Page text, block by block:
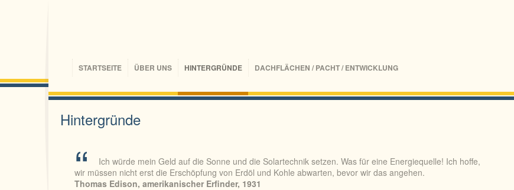
STARTSEITE ÜBER UNS HINTERGRÜNDE DACHFLÄCHEN / PACHT / ENTWICKLUNG
Hintergründe
Ich würde mein Geld auf die Sonne und die Solartechnik setzen. Was für eine Energiequelle! Ich hoffe,
wir müssen nicht erst die Erschöpfung von Erdöl und Kohle abwarten, bevor wir das angehen.
Thomas Edison, amerikanischer Erfinder, 1931